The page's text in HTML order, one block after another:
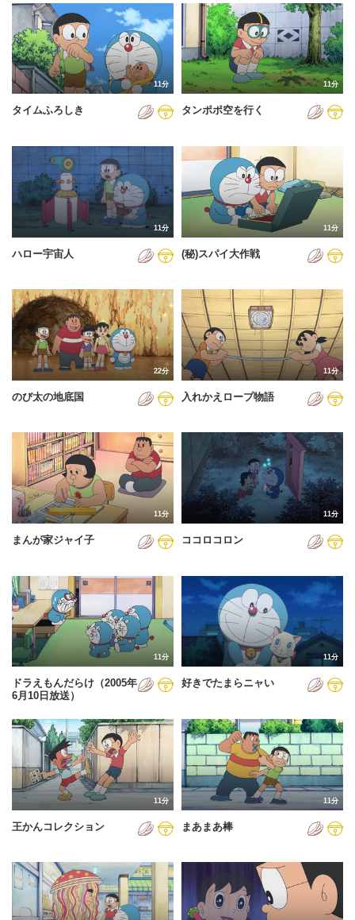
2024年
2025年
2026年
11分
タイムふろしき
11分
タンポポ空を行く
11分
ハロー宇宙人
11分
(秘)スパイ大作戦
22分
のび太の地底国
11分
入れかえロープ物語
11分
まんが家ジャイ子
11分
ココロコロン
11分
ドラえもんだらけ（2005年
6月10日放送）
11分
好きでたまらニャい
11分
王かんコレクション
11分
まあまあ棒